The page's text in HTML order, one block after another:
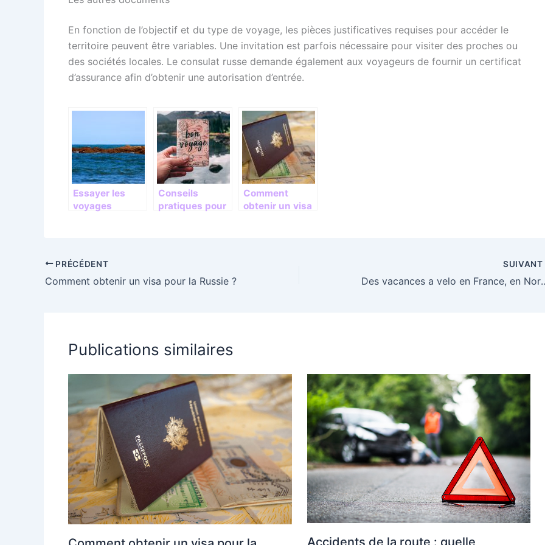
En fonction de l’objectif et du type de voyage, les pièces justificatives requises pour accéder le
territoire peuvent être variables. Une invitation est parfois nécessaire pour visiter des proches ou
des sociétés locales. Le consulat russe demande également aux voyageurs de fournir un certificat
d’assurance afin d’obtenir une autorisation d’entrée.
Essayer les
voyages
Conseils
pratiques pour
Comment
obtenir un visa
PRÉCÉDENT
Comment obtenir un visa pour la Russie ?
SUIVANT
Des vacances a
Publications similaires
Accidents de la route : quelle